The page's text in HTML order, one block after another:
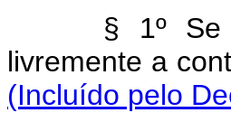
§ 1º Se o
livremente a
(Incluído pelo